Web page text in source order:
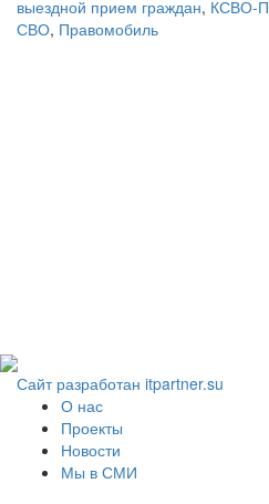
выездной прием граждан, КСВО-
СВО, Правомобиль
Сайт разработан itpartner.su
О нас
Проекты
Новости
Мы в СМИ